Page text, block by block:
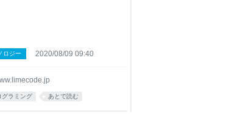
ロジー 2020/08/09 09:40
グラミング あとで読む